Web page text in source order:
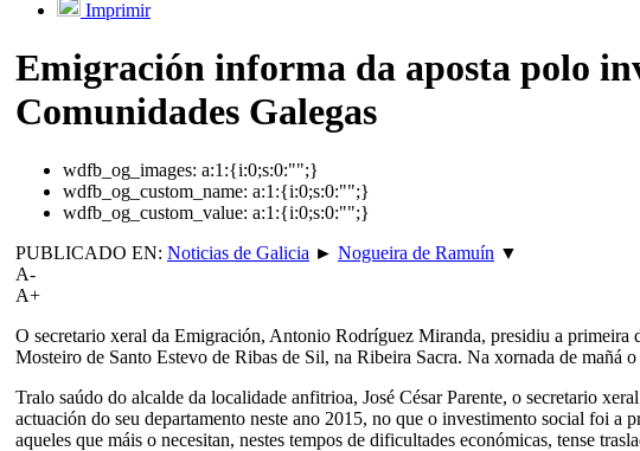
Imprimir
Emigración informa da aposta polo
Comunidades Galegas
wdfb_og_images: a:1:{i:0;s:0:"";}
wdfb_og_custom_name: a:1:{i:0;s:0:"";}
wdfb_og_custom_value: a:1:{i:0;s:0:"";}
PUBLICADO EN: Noticias de Galicia ► Nogueira de Ramuín ▼
A-
A+
O secretario xeral da Emigración, Antonio Rodríguez Miranda, presidiu a primeira
Mosteiro de Santo Estevo de Ribas de Sil, na Ribeira Sacra. Na xornada de
Tralo saúdo do alcalde da localidade anfitrioa, José César Parente, o secretario
actuación do seu departamento neste ano 2015, no que o investimento social foi a
aqueles que máis o necesitan, nestes tempos de dificultades económicas, tense